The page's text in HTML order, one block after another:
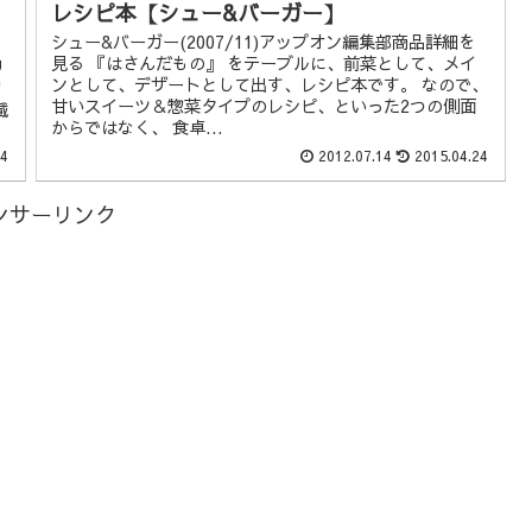
レシピ本【シュー&バーガー】
シュー&バーガー(2007/11)アップオン編集部商品詳細を
見る 『はさんだもの』 をテーブルに、前菜として、メイ
ンとして、デザートとして出す、レシピ本です。 なので、
甘いスイーツ＆惣菜タイプのレシピ、といった2つの側面
からではなく、 食卓...
2012.07.14 2015.04.24
サーリンク